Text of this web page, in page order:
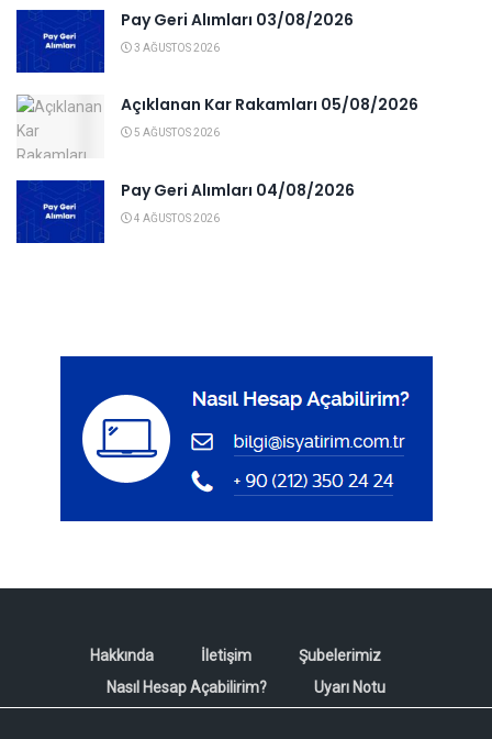
Pay Geri Alımları 03/08/2026
3 AĞUSTOS 2026
Açıklanan Kar Rakamları 05/08/2026
5 AĞUSTOS 2026
Pay Geri Alımları 04/08/2026
4 AĞUSTOS 2026
Hakkında İletişim
Şubelerimiz
Nasıl Hesap Açabilirim?
Uyarı Notu